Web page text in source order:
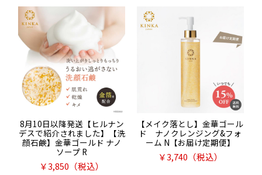
8月10日以降発送【ヒルナン
デスで紹介されました】【洗
顔石鹸】金華ゴールド ナノ
ソープ R
￥3,850 （税込）
【メイク落とし】金華ゴール
ド ナノクレンジング&フォ
ーム N【お届け定期便】
￥3,740 （税込）